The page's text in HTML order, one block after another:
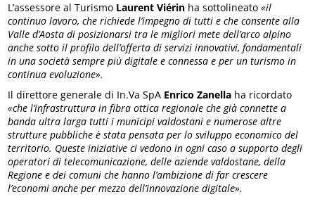
L’assessore al Turismo Laurent Viérin ha sottolineato «il
continuo lavoro, che richiede l’impegno di tutti e che consente alla
Valle d’Aosta di posizionarsi tra le migliori mete dell’arco alpino
anche sotto il profilo dell’offerta di servizi innovativi, fondamentali
in una società sempre più digitale e connessa e per un turismo in
continua evoluzione».
Il direttore generale di In.Va SpA Enrico Zanella ha ricordato
«che l’infrastruttura in fibra ottica regionale che già connette a
banda ultra larga tutti i municipi valdostani e numerose altre
strutture pubbliche è stata pensata per lo sviluppo economico del
territorio. Queste iniziative ci vedono in ogni caso a supporto degli
operatori di telecomunicazione, delle aziende valdostane, della
Regione e dei comuni che hanno l’ambizione di far crescere
l’economi anche per mezzo dell’innovazione digitale».